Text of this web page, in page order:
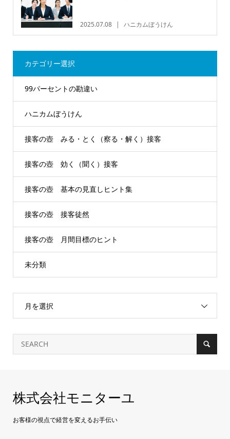
2025.07.08 ハニカムぼうけん
カテゴリー選択
99パーセントの勘違い
ハニカムぼうけん
接客の壺 みる・とく（察る・解く）接客
接客の壺 効く（聞く）接客
接客の壺 基本の見直しヒント集
接客の壺 接客徒然
接客の壺 月間目標のヒント
未分類
月を選択
株式会社モニターユ
お客様の視点で経営を変えるお手伝い